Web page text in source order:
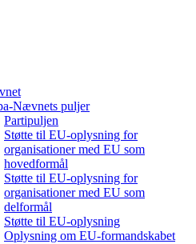
Nævnets puljer
Partipuljen
Støtte til EU-oplysning for
organisationer med EU som
hovedformål
Støtte til EU-oplysning for
organisationer med EU som
delformål
Støtte til EU-oplysning
Oplysning om EU-formandskabet